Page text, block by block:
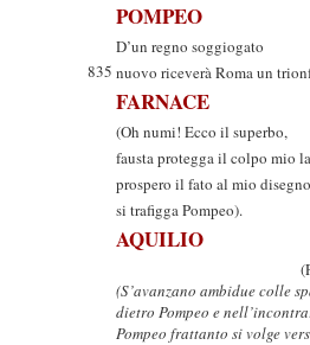
POMPEO
D’un regno soggiogato
835 nuovo riceverà Roma un
FARNACE
(Oh numi! Ecco il superbo,
fausta protegga il colpo mio
prospero il fato al mio
si trafigga Pompeo).
AQUILIO
(Pompeo
(S’avanzano ambidue colle
dietro Pompeo e
Pompeo frattanto si volge